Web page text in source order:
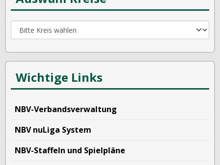
Wichtige Links
NBV-Verbandsverwaltung
NBV nuLiga System
NBV-Staffeln und Spielpläne